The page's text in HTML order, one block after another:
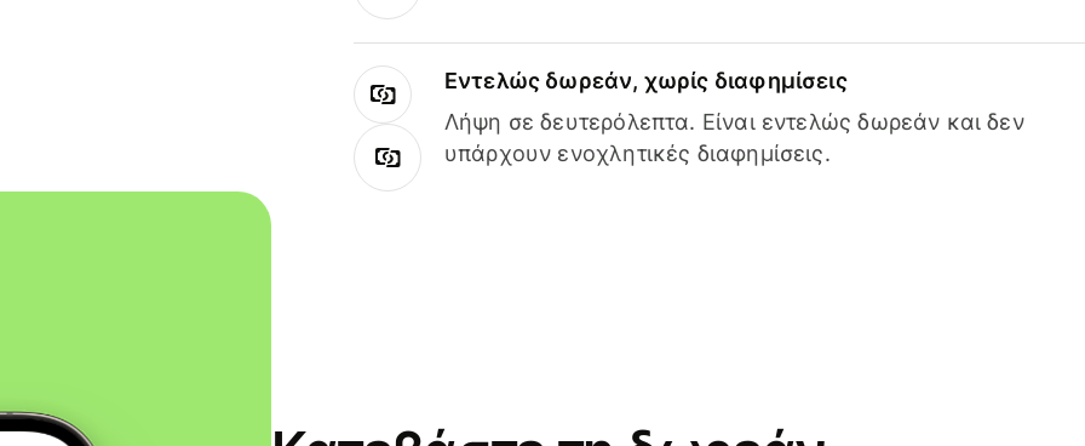
Εντελώς δωρεάν, χωρίς διαφημίσεις
Λήψη σε δευτερόλεπτα. Είναι εντελώς δωρεάν και δεν
υπάρχουν ενοχλητικές διαφημίσεις.